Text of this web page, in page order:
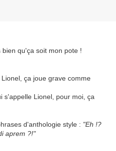
qu'ça soit mon pote !
ça joue grave comme
s'appelle Lionel, pour moi, ça
d'anthologie style : "Eh !?
aprem ?!"